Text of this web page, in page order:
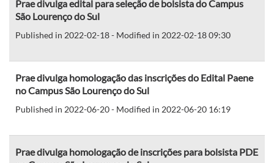
Prae divulga edital para seleção de bolsista do Campus
São Lourenço do Sul
Published in 2022-02-18 - Modified in 2022-02-18 09:30
Prae divulga homologação das inscrições do Edital Paene
no Campus São Lourenço do Sul
Published in 2022-06-20 - Modified in 2022-06-20 16:19
Prae divulga homologação de inscrições para bolsista PDE